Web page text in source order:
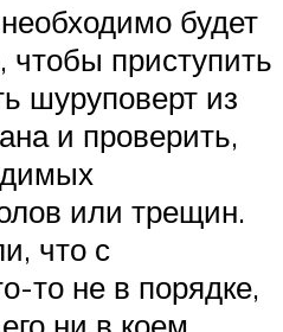
будет
чтобы приступить
шуруповерт из
и проверить,
или трещин.
что с
то не в порядке,